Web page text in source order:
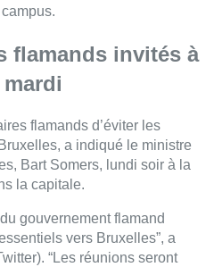
flamands invités à
flamands d’éviter les
a indiqué le ministre
Bart Somers, lundi soir à la
la capitale.
gouvernement flamand
vers Bruxelles”, a
“Les réunions seront